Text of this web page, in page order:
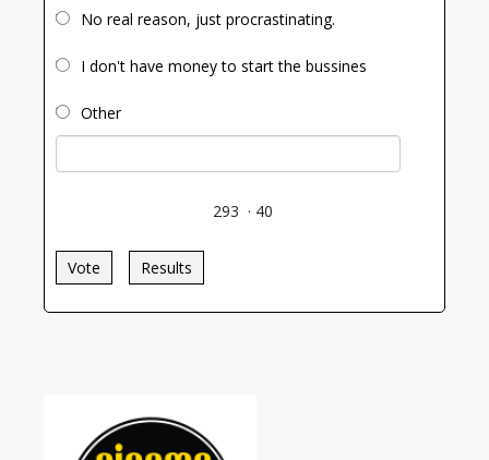
No real reason, just procrastinating.
I don't have money to start the bussines
Other
293 · 40
Vote Results